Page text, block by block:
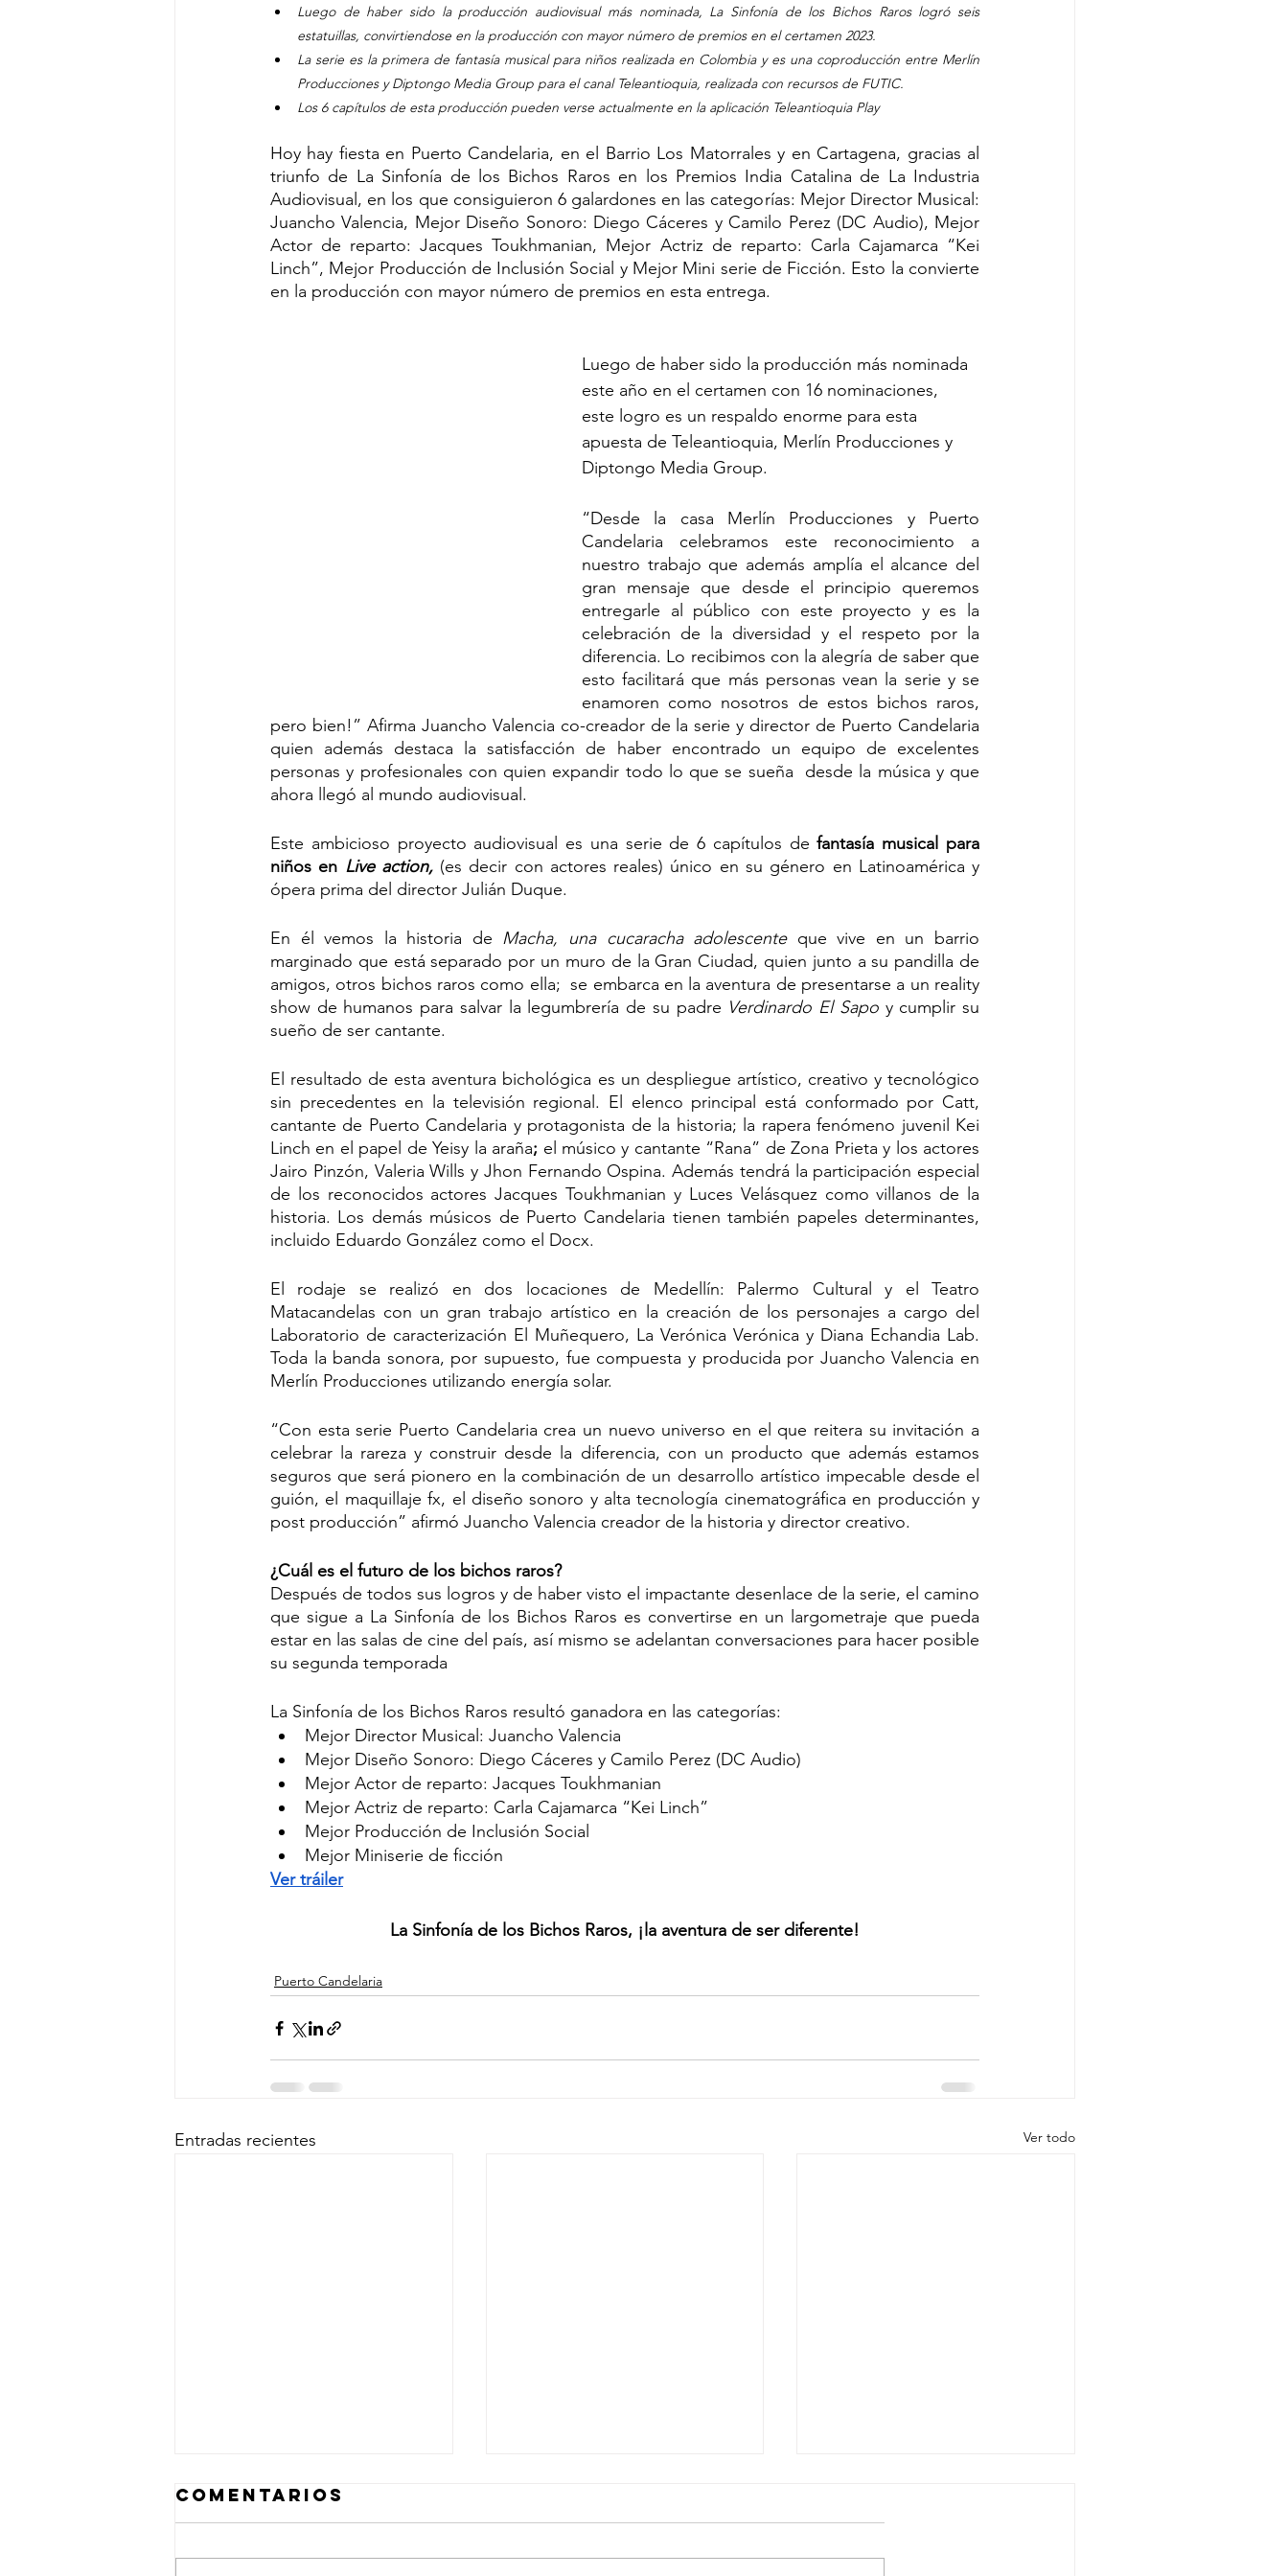
Luego de haber sido la producción audiovisual más nominada, La Sinfonía de los Bichos Raros logró seis
estatuillas, convirtiendose en la producción con mayor número de premios en el certamen 2023.
La serie es la primera de fantasía musical para niños realizada en Colombia y es una coproducción entre Merlín
Producciones y Diptongo Media Group para el canal Teleantioquia, realizada con recursos de FUTIC.
Los 6 capítulos de esta producción pueden verse actualmente en la aplicación Teleantioquia Play
Hoy hay fiesta en Puerto Candelaria, en el Barrio Los Matorrales y en Cartagena, gracias al
triunfo de La Sinfonía de los Bichos Raros en los Premios India Catalina de La Industria
Audiovisual, en los que consiguieron 6 galardones en las categorías: Mejor Director Musical:
Juancho Valencia, Mejor Diseño Sonoro: Diego Cáceres y Camilo Perez (DC Audio), Mejor
Actor de reparto: Jacques Toukhmanian, Mejor Actriz de reparto: Carla Cajamarca “Kei
Linch”, Mejor Producción de Inclusión Social y Mejor Mini serie de Ficción. Esto la convierte
en la producción con mayor número de premios en esta entrega.
Luego de haber sido la producción más nominada
este año en el certamen con 16 nominaciones,
este logro es un respaldo enorme para esta
apuesta de Teleantioquia, Merlín Producciones y
Diptongo Media Group.
“Desde la casa Merlín Producciones y Puerto
Candelaria celebramos este reconocimiento a
nuestro trabajo que además amplía el alcance del
gran mensaje que desde el principio queremos
entregarle al público con este proyecto y es la
celebración de la diversidad y el respeto por la
diferencia. Lo recibimos con la alegría de saber que
esto facilitará que más personas vean la serie y se
enamoren como nosotros de estos bichos raros,
pero bien!” Afirma Juancho Valencia co-creador de la serie y director de Puerto Candelaria
quien además destaca la satisfacción de haber encontrado un equipo de excelentes
personas y profesionales con quien expandir todo lo que se sueña  desde la música y que
ahora llegó al mundo audiovisual.
Este ambicioso proyecto audiovisual es una serie de 6 capítulos de fantasía musical para
niños en Live action, (es decir con actores reales) único en su género en Latinoamérica y
ópera prima del director Julián Duque.
En él vemos la historia de Macha, una cucaracha adolescente que vive en un barrio
marginado que está separado por un muro de la Gran Ciudad, quien junto a su pandilla de
amigos, otros bichos raros como ella;  se embarca en la aventura de presentarse a un reality
show de humanos para salvar la legumbrería de su padre Verdinardo El Sapo y cumplir su
sueño de ser cantante.
El resultado de esta aventura bichológica es un despliegue artístico, creativo y tecnológico
sin precedentes en la televisión regional. El elenco principal está conformado por Catt,
cantante de Puerto Candelaria y protagonista de la historia; la rapera fenómeno juvenil Kei
Linch en el papel de Yeisy la araña; el músico y cantante “Rana” de Zona Prieta y los actores
Jairo Pinzón, Valeria Wills y Jhon Fernando Ospina. Además tendrá la participación especial
de los reconocidos actores Jacques Toukhmanian y Luces Velásquez como villanos de la
historia. Los demás músicos de Puerto Candelaria tienen también papeles determinantes,
incluido Eduardo González como el Docx.
El rodaje se realizó en dos locaciones de Medellín: Palermo Cultural y el Teatro
Matacandelas con un gran trabajo artístico en la creación de los personajes a cargo del
Laboratorio de caracterización El Muñequero, La Verónica Verónica y Diana Echandia Lab.
Toda la banda sonora, por supuesto, fue compuesta y producida por Juancho Valencia en
Merlín Producciones utilizando energía solar.
“Con esta serie Puerto Candelaria crea un nuevo universo en el que reitera su invitación a
celebrar la rareza y construir desde la diferencia, con un producto que además estamos
seguros que será pionero en la combinación de un desarrollo artístico impecable desde el
guión, el maquillaje fx, el diseño sonoro y alta tecnología cinematográfica en producción y
post producción” afirmó Juancho Valencia creador de la historia y director creativo.
¿Cuál es el futuro de los bichos raros?
Después de todos sus logros y de haber visto el impactante desenlace de la serie, el camino
que sigue a La Sinfonía de los Bichos Raros es convertirse en un largometraje que pueda
estar en las salas de cine del país, así mismo se adelantan conversaciones para hacer posible
su segunda temporada
La Sinfonía de los Bichos Raros resultó ganadora en las categorías:
Mejor Director Musical: Juancho Valencia
Mejor Diseño Sonoro: Diego Cáceres y Camilo Perez (DC Audio)
Mejor Actor de reparto: Jacques Toukhmanian
Mejor Actriz de reparto: Carla Cajamarca “Kei Linch”
Mejor Producción de Inclusión Social
Mejor Miniserie de ficción
Ver tráiler
La Sinfonía de los Bichos Raros, ¡la aventura de ser diferente!
Puerto Candelaria
Entradas recientes Ver todo
Comentarios